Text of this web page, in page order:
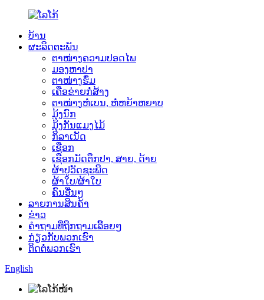
ບ້ານ
ຜະລິດຕະພັນ
ຕາໜ່າງຄວາມປອດໄພ
ມອງຫາປາ
ຕາໜ່າງຮົ່ມ
ເຄືອຂ່າຍກໍ່ສ້າງ
ຕາໜ່າງຫໍ່ເບນ, ຫໍ່ຫຍ້າຫຍາບ
ມຸ້ງນົກ
ມຸ້ງກັນແມງໄມ້
ກິລາເນັດ
ເຊືອກ
ເຊືອກມັດຕຶກປາ, ສາຍ, ດ້າຍ
ຜ້າປູວັດຊະພືດ
ຜ້າໃບ/ຜ້າໃບ
ຄົນອື່ນໆ
ລາຍການສິນຄ້າ
ຂ່າວ
ຄຳຖາມທີ່ຖືກຖາມເລື້ອຍໆ
ກ່ຽວກັບພວກເຮົາ
ຕິດຕໍ່ພວກເຮົາ
English